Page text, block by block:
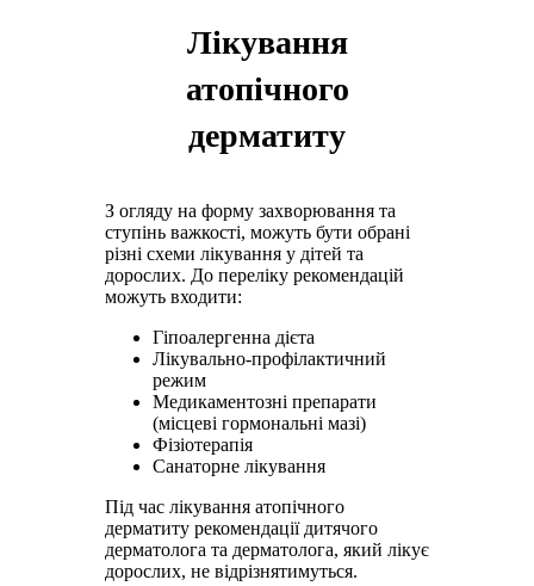
Лікування
атопічного
дерматиту
З огляду на форму захворювання та
ступінь важкості, можуть бути обрані
різні схеми лікування у дітей та
дорослих. До переліку рекомендацій
можуть входити:
Гіпоалергенна дієта
Лікувально-профілактичний
режим
Медикаментозні препарати
(місцеві гормональні мазі)
Фізіотерапія
Санаторне лікування
Під час лікування атопічного
дерматиту рекомендації дитячого
дерматолога та дерматолога, який лікує
дорослих, не відрізнятимуться.